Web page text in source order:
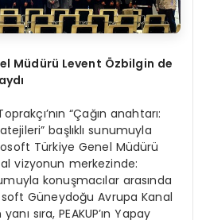
Müdürü Levent Özbilgin de
“Çağın anahtarı:
başlıklı sunumuyla
Türkiye Genel Müdürü
vizyonun merkezinde:
konuşmacılar arasında
Güneydoğu Avrupa Kanal
sıra, PEAKUP’ın Yapay